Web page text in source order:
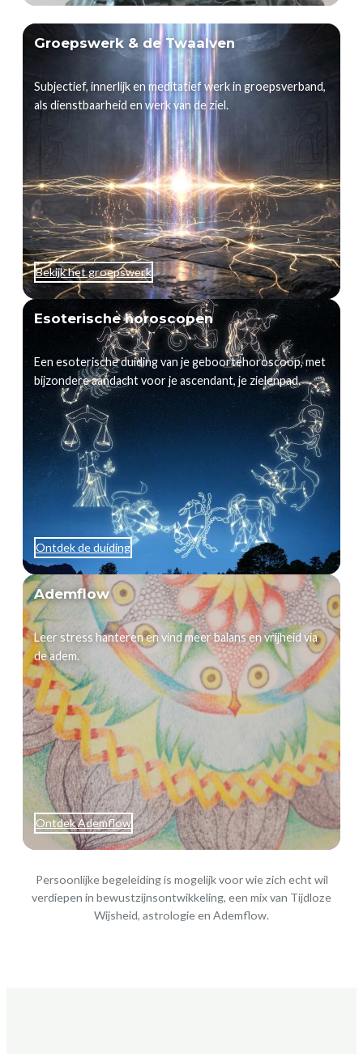
Groepswerk & de Twaalven
Subjectief, innerlijk en meditatief werk in groepsverband,
als dienstbaarheid en werk van de ziel.
Bekijk het groepswerk
Esoterische horoscopen
Een esoterische duiding van je geboortehoroscoop, met
bijzondere aandacht voor je ascendant, je zielenpad.
Ontdek de duiding
Ademflow
Leer stress hanteren en vind meer balans en vrijheid via
de adem.
Ontdek Ademflow
Persoonlijke begeleiding is mogelijk voor wie zich echt wil
verdiepen in bewustzijnsontwikkeling, een mix van Tijdloze
Wijsheid, astrologie en Ademflow.